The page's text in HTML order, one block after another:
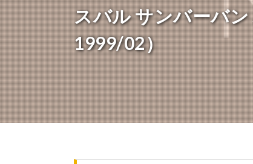
スバル サンバーバ
1999/02）